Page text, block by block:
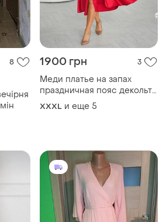
8 1900 грн 3
Меди платье на запах
праздничная пояс декольте
v фонарь длинный рукав
вечерний разрез по ножке
XXXL и еще 5